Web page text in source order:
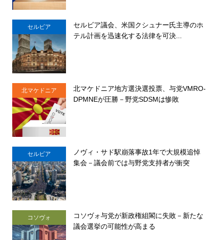
セルビア
セルビア議会、米国クシュナー氏主導のホ
テル計画を迅速化する法律を可決...
北マケドニア
北マケドニア地方選決選投票、与党VMRO-
DPMNEが圧勝－野党SDSMは惨敗
セルビア
ノヴィ・サド駅崩落事故1年で大規模追悼
集会－議会前では与野党支持者が衝突
コソヴォ
コソヴォ与党が新政権組閣に失敗－新たな
議会選挙の可能性が高まる